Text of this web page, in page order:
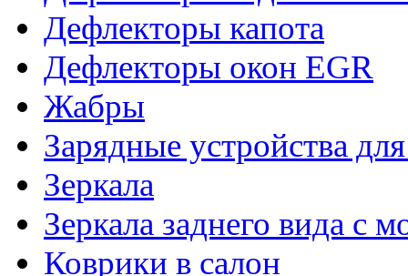
Дефлекторы капота
Дефлекторы окон EGR
Жабры
Зарядные устройства
Зеркала
Зеркала заднего вида с
Коврики в салон